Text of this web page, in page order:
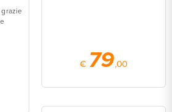
€ 79,00